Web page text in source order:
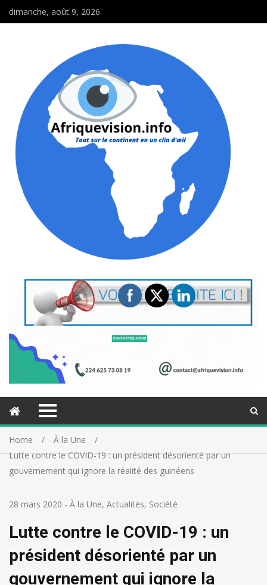
dimanche, août 9, 2026
Home
À la Une
Lutte contre le COVID-19 : un président désorienté par un
gouvernement qui ignore la réalité des guinéens
28 mars 2020 - À la Une, Actualités, Société
Lutte contre le COVID-19 : un
président désorienté par un
gouvernement qui ignore la